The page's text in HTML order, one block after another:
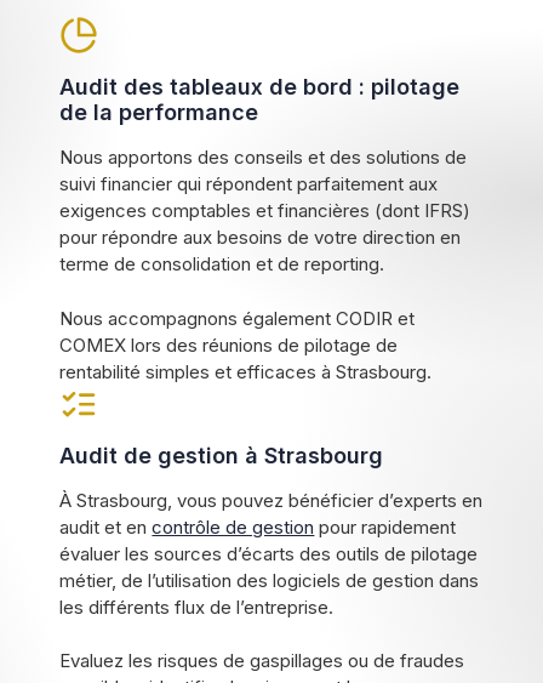
Audit des tableaux de bord : pilotage
de la performance
Nous apportons des conseils et des solutions de
suivi financier qui répondent parfaitement aux
exigences comptables et financières (dont IFRS)
pour répondre aux besoins de votre direction en
terme de consolidation et de reporting.
Nous accompagnons également CODIR et
COMEX lors des réunions de pilotage de
rentabilité simples et efficaces à Strasbourg.
Audit de gestion à Strasbourg
À Strasbourg, vous pouvez bénéficier d’experts en
audit et encontrôle de gestion pour rapidement
évaluer les sources d’écarts des outils de pilotage
métier, de l’utilisation des logiciels de gestion dans
les différents flux de l’entreprise.
Evaluez les risques de gaspillages ou de fraudes